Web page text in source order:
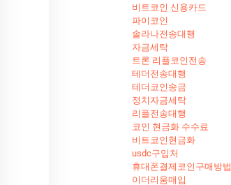
비트코인 신용카드
파이코인
솔라나전송대행
자금세탁
트론 리플코인전송
테더전송대행
테더코인송금
정치자금세탁
리플전송대행
코인 현금화 수수료
비트코인현금화
usdc구입처
휴대폰결제코인구매방법
이더리움매입